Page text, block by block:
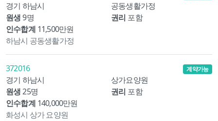
경기 하남시
공동생활가정
원생 9명 권리 포함
인수합계 11,500만원
하남시 공동생활가정
372016
경기 하남시
상가요양원
원생 25명 권리 포함
인수합계 140,000만원
계약가능
화성시 상가 요양원